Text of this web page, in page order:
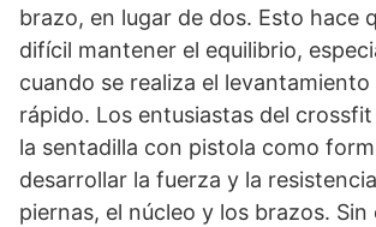
brazo, en lugar de dos. Esto hace
difícil mantener el equilibrio,
cuando se realiza el
rápido. Los entusiastas del
la sentadilla con pistola como
desarrollar la fuerza y la
piernas, el núcleo y los brazos. Sin